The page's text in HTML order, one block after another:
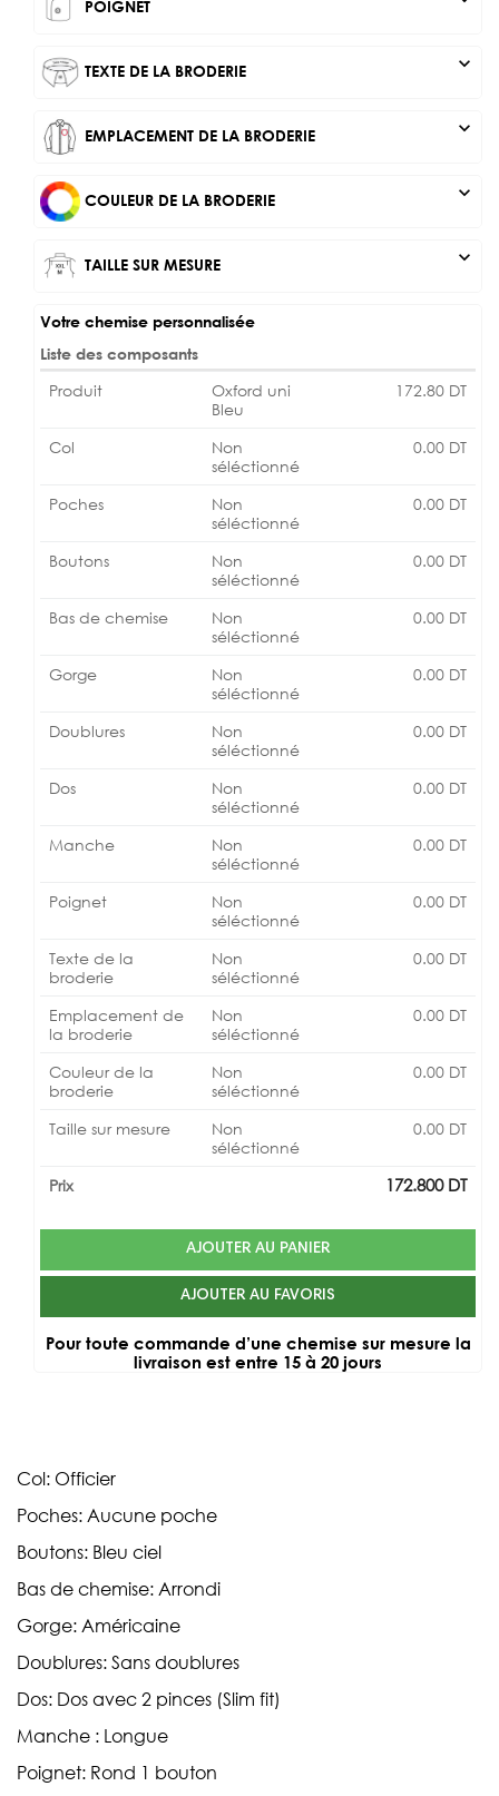
POIGNET
TEXTE DE LA BRODERIE expand_more
EMPLACEMENT DE LA BRODERIE expand_more
COULEUR DE LA BRODERIE expand_more
TAILLE SUR MESURE expand_more
Votre chemise personnalisée
Liste des composants
Produit
Oxford uni
Bleu
172.80 DT
Col
Non
séléctionné
0.00 DT
Poches
Non
séléctionné
0.00 DT
Boutons
Non
séléctionné
0.00 DT
Bas de chemise
Non
séléctionné
0.00 DT
Gorge
Non
séléctionné
0.00 DT
Doublures
Non
séléctionné
0.00 DT
Dos
Non
séléctionné
0.00 DT
Manche
Non
séléctionné
0.00 DT
Poignet
Non
séléctionné
0.00 DT
Texte de la
broderie
Non
séléctionné
0.00 DT
Emplacement de
la broderie
Non
séléctionné
0.00 DT
Couleur de la
broderie
Non
séléctionné
0.00 DT
Taille sur mesure
Non
séléctionné
0.00 DT
Prix 172.800DT
AJOUTER AU PANIER
AJOUTER AU FAVORIS
Pour toute commande d’une chemise sur mesure la
livraison est entre 15 à 20 jours
Col: Officier
Poches: Aucune poche
Boutons: Bleu ciel
Bas de chemise: Arrondi
Gorge: Américaine
Doublures: Sans doublures
Dos: Dos avec 2 pinces (Slim fit)
Manche : Longue
Poignet: Rond 1 bouton